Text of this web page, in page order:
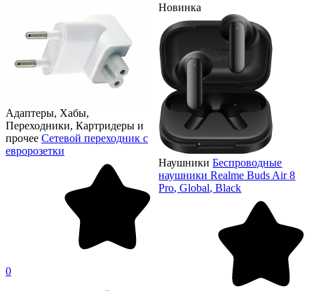
Адаптеры, Хабы,
Переходники, Картридеры и
прочее Сетевой переходник с
евророзетки
0
Новинка
Наушники Беспроводные
наушники Realme Buds Air 8
Pro, Global, Black